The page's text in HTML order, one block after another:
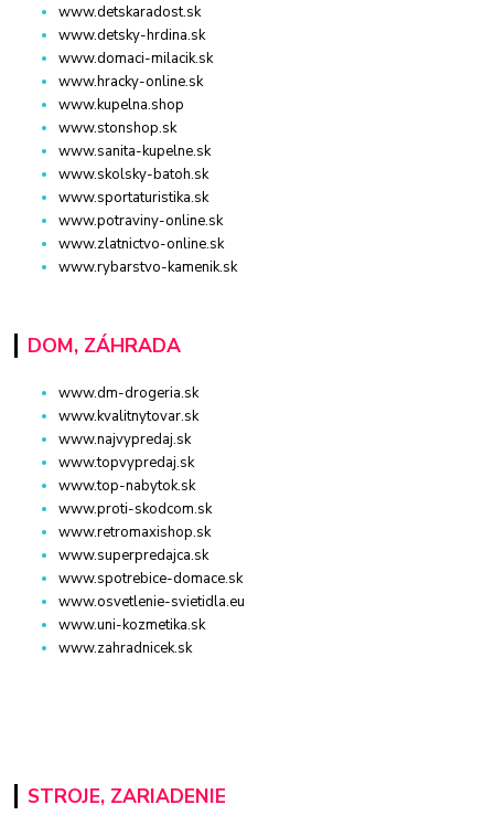
www.detskaradost.sk
www.detsky-hrdina.sk
www.domaci-milacik.sk
www.hracky-online.sk
www.kupelna.shop
www.stonshop.sk
www.sanita-kupelne.sk
www.skolsky-batoh.sk
www.sportaturistika.sk
www.potraviny-online.sk
www.zlatnictvo-online.sk
www.rybarstvo-kamenik.sk
DOM, ZÁHRADA
www.dm-drogeria.sk
www.kvalitnytovar.sk
www.najvypredaj.sk
www.topvypredaj.sk
www.top-nabytok.sk
www.proti-skodcom.sk
www.retromaxishop.sk
www.superpredajca.sk
www.spotrebice-domace.sk
www.osvetlenie-svietidla.eu
www.uni-kozmetika.sk
www.zahradnicek.sk
STROJE, ZARIADENIE